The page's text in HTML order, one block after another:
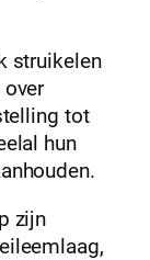
struikelen
tot
hun
zijn